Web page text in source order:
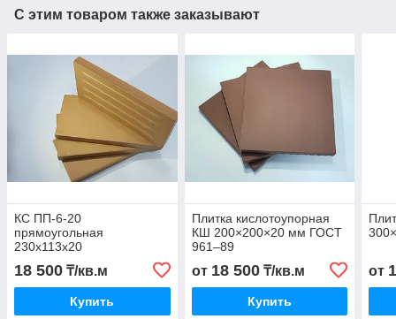
С этим товаром также заказывают
КС ПП-6-20
прямоугольная
230х113х20
18 500 ₸/кв.м
Купить
Плитка кислотоупорная
КШ 200×200×20 мм ГОСТ
961–89
от 18 500₸/кв.м
Купить
от